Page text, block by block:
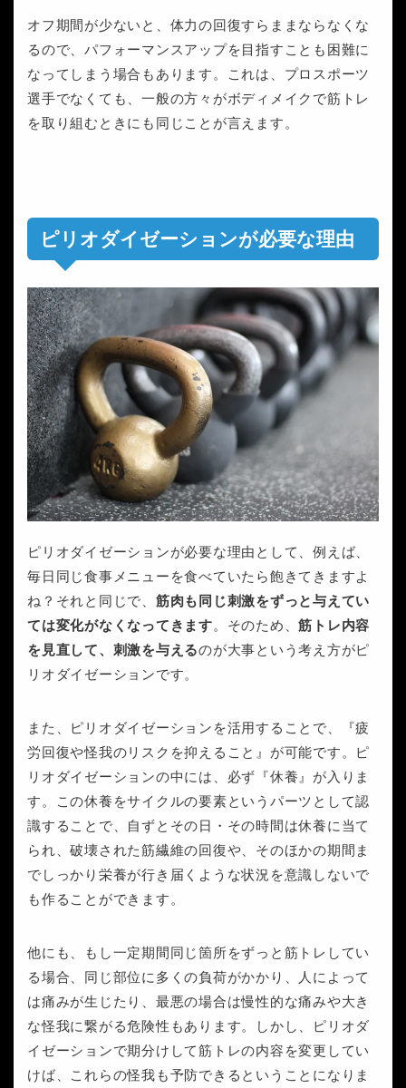
オフ期間が少ないと、体力の回復すらままならなくな
るので、パフォーマンスアップを目指すことも困難に
なってしまう場合もあります。これは、プロスポーツ
選手でなくても、一般の方々がボディメイクで筋トレ
を取り組むときにも同じことが言えます。
ピリオダイゼーションが必要な理由
ピリオダイゼーションが必要な理由として、例えば、
毎日同じ食事メニューを食べていたら飽きてきますよ
ね？それと同じで、 筋肉も同じ刺激をずっと与えてい
ては変化がなくなってきます。そのため、筋トレ内容
を見直して、刺激を与えるのが大事という考え方がピ
リオダイゼーションです。
また、ピリオダイゼーションを活用することで、『疲
労回復や怪我のリスクを抑えること』が可能です。ピ
リオダイゼーションの中には、必ず『休養』が入りま
す。この休養をサイクルの要素というパーツとして認
識することで、自ずとその日・その時間は休養に当て
られ、破壊された筋繊維の回復や、そのほかの期間ま
でしっかり栄養が行き届くような状況を意識しないで
も作ることができます。
他にも、もし一定期間同じ箇所をずっと筋トレしてい
る場合、同じ部位に多くの負荷がかかり、人によって
は痛みが生じたり、最悪の場合は慢性的な痛みや大き
な怪我に繋がる危険性もあります。しかし、ピリオダ
イゼーションで期分けして筋トレの内容を変更してい
けば、これらの怪我も予防できるということになりま